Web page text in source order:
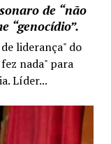
de “não
“genocídio”.
liderança" do
nada" para
Líder...